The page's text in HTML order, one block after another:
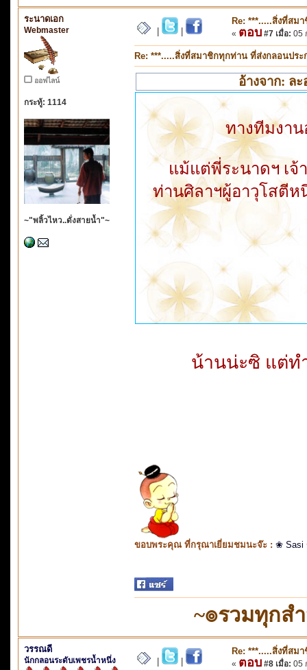
ระนาดเอก
Webmaster
ออฟไลน์
กระทู้: 1114
~"พลิ้วไหว..ดั่งสายน้ำ"~
Re: ***.....สิ่งที่สม
« ตอบ #7 เมื่อ: 05
Re: ***.....สิ่งที่สมาชิกทุกท่าน ที่ส่งกลอนปร
อ้างจาก: ล
ทางทีมงา
แม้แต่พี่ระนาดฯ เจ้
ท่านศิลาฯผู้อาวุโสตีห
น้านน่ะซิ แต่ท
ขอบพระคุณ ที่กรุณาเยี่ยมชมนะจ๊ะ : ❀ Sasi
~๏รวมทุกส
วรรณดี
นักกลอนระดับเพชรน้ำหนึ่ง
Re: ***.....สิ่งที่สม
« ตอบ #8 เมื่อ: 05